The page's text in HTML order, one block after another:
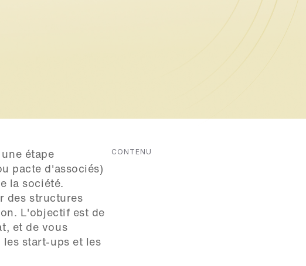
étape
pacte d'associés)
la société.
des structures
L'objectif est de
et de vous
start-ups et les
CONTENU